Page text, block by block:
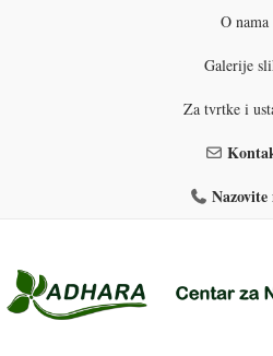
O nama
Galerije
Za tvrtke i
Nazovite